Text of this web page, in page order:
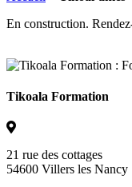
En construction.
Tikoala Formation
21 rue des cottages
54600 Villers les Nancy